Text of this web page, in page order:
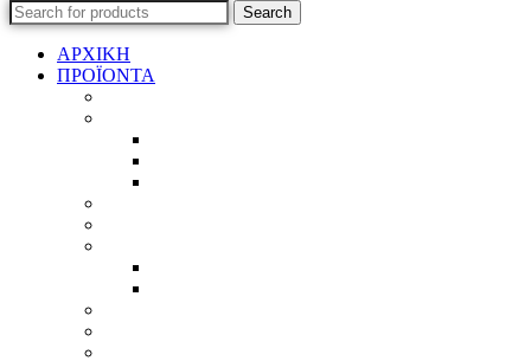
Search
ΑΡΧΙΚΗ
ΠΡΟΪΟΝΤΑ